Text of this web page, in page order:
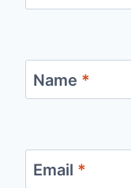
Name *
Email *